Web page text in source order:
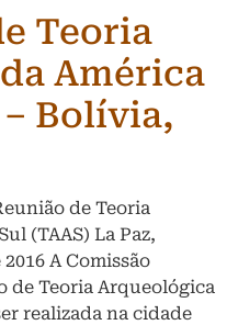
Teoria
América
– Bolívia,
de Teoria
(TAAS) La Paz,
A Comissão
de Teoria Arqueológica
realizada na cidade